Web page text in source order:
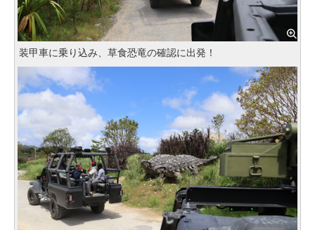
装甲車に乗り込み、草食恐竜の確認に出発！